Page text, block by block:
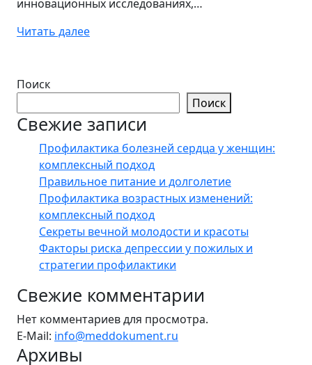
инновационных исследованиях,…
Читать далее
Поиск
Поиск
Свежие записи
Профилактика болезней сердца у женщин:
комплексный подход
Правильное питание и долголетие
Профилактика возрастных изменений:
комплексный подход
Секреты вечной молодости и красоты
Факторы риска депрессии у пожилых и
стратегии профилактики
Свежие комментарии
Нет комментариев для просмотра.
E-Mail: info@meddokument.ru
Архивы